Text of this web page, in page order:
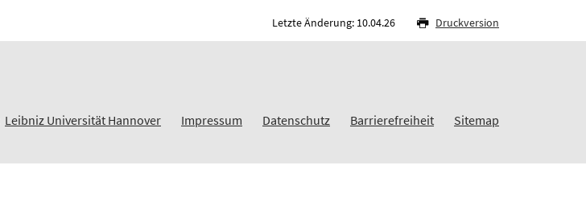
Letzte Änderung: 10.04.26 Druckversion
Leibniz Universität Hannover Impressum Datenschutz Barrierefreiheit Sitemap